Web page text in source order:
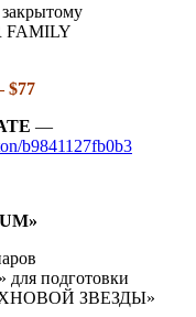
FAMILY
—
b9841127fb0b3
подготовки
ЗВЕЗДЫ»